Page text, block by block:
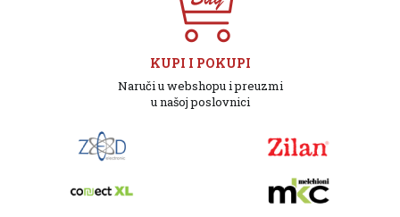
KUPI I POKUPI
Naruči u webshopu i preuzmi
u našoj poslovnici